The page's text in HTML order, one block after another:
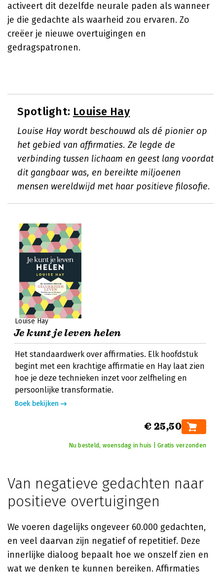
activeert dit dezelfde neurale paden als wanneer
je die gedachte als waarheid zou ervaren. Zo
creëer je nieuwe overtuigingen en
gedragspatronen.
Spotlight: Louise Hay
Louise Hay wordt beschouwd als dé pionier op
het gebied van affirmaties. Ze legde de
verbinding tussen lichaam en geest lang voordat
dit gangbaar was, en bereikte miljoenen
mensen wereldwijd met haar positieve filosofie.
Louise Hay
Je kunt je leven helen
Het standaardwerk over affirmaties. Elk hoofdstuk
begint met een krachtige affirmatie en Hay laat zien
hoe je deze technieken inzet voor zelfheling en
persoonlijke transformatie.
Boek bekijken
€ 25,50
Nu besteld, woensdag in huis | Gratis verzonden
Van negatieve gedachten naar
positieve overtuigingen
We voeren dagelijks ongeveer 60.000 gedachten,
en veel daarvan zijn negatief of repetitief. Deze
innerlijke dialoog bepaalt hoe we onszelf zien en
wat we denken te kunnen bereiken. Affirmaties